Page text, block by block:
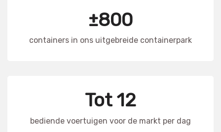
±800
containers in ons uitgebreide containerpark
Tot 12
bediende voertuigen voor de markt per dag